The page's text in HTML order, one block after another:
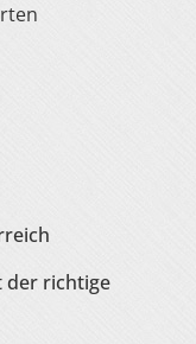
der richtige